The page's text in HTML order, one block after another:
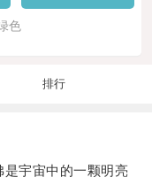
色
排行
宇宙中的一颗明亮